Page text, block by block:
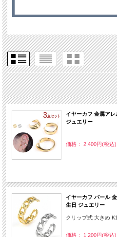
イヤーカフ 金属ア
ジュエリー
価格： 2,400円(税込)
イヤーカフ パール
生日 ジュエリー
クリップ式 大きめ
価格： 1,200円(税込)